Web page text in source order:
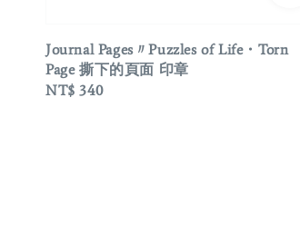
Journal Pages〃Puzzles of Life・Torn
Page 撕下的頁面 印章
Regular
NT$ 340